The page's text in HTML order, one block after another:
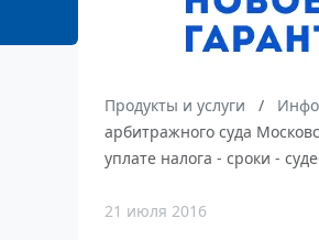
Продукты и услуги
арбитражного суда
уплате налога - сроки -
21 июля 2016